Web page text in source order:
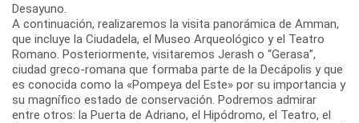
Desayuno.
A continuación, realizaremos la visita panorámica de Amman,
que incluye la Ciudadela, el Museo Arqueológico y el Teatro
Romano. Posteriormente, visitaremos Jerash o “Gerasa”,
ciudad greco-romana que formaba parte de la Decápolis y que
es conocida como la «Pompeya del Este» por su importancia y
su magnífico estado de conservación. Podremos admirar
entre otros: la Puerta de Adriano, el Hipódromo, el Teatro, el